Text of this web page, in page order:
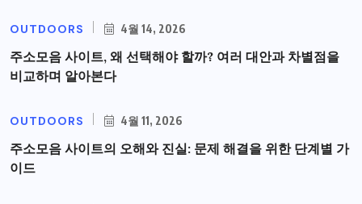
OUTDOORS 4월 14, 2026
주소모음 사이트, 왜 선택해야 할까? 여러 대안과 차별점을
비교하며 알아본다
OUTDOORS 4월 11, 2026
주소모음 사이트의 오해와 진실: 문제 해결을 위한 단계별 가
이드